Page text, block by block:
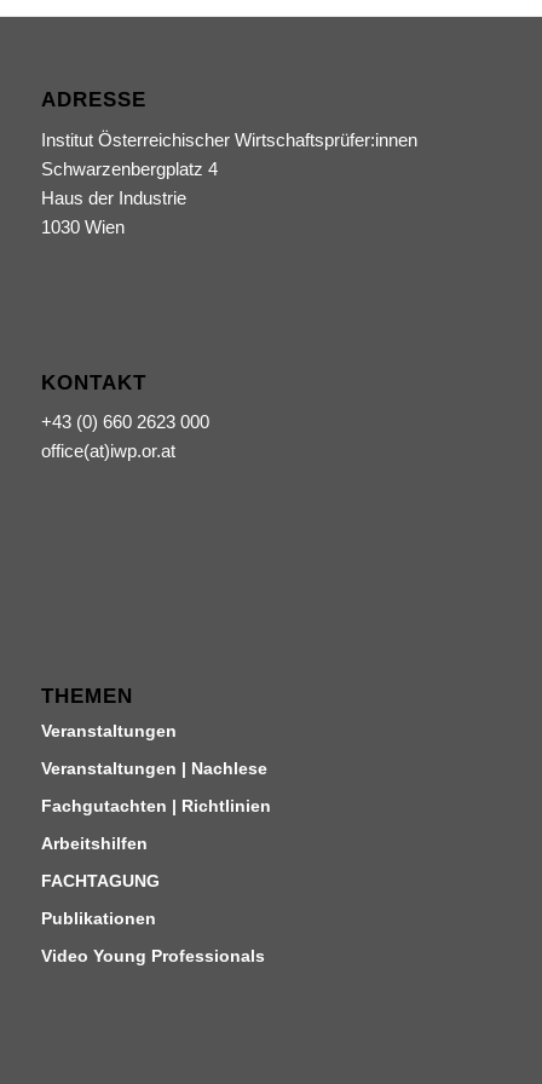
ADRESSE
Institut Österreichischer Wirtschaftsprüfer:innen
Schwarzenbergplatz 4
Haus der Industrie
1030 Wien
KONTAKT
+43 (0) 660 2623 000
office(at)iwp.or.at
THEMEN
Veranstaltungen
Veranstaltungen | Nachlese
Fachgutachten | Richtlinien
Arbeitshilfen
FACHTAGUNG
Publikationen
Video Young Professionals